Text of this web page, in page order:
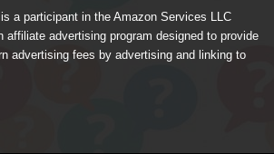
is a participant in the Amazon Services LLC
affiliate advertising program designed to provide
advertising fees by advertising and linking to